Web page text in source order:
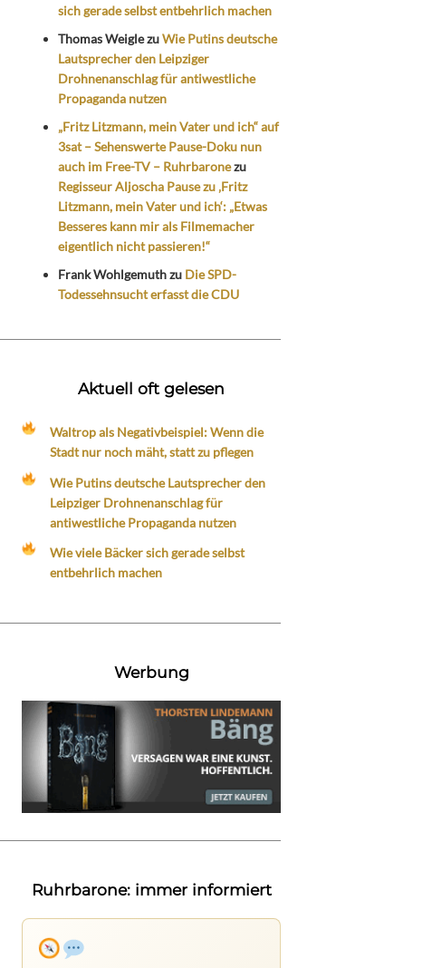
sich gerade selbst entbehrlich machen
Thomas WeiglezuWie Putins deutsche
Lautsprecher den Leipziger
Drohnenanschlag für antiwestliche
Propaganda nutzen
„Fritz Litzmann, mein Vater und ich“ auf
3sat – Sehenswerte Pause-Doku nun
auch im Free-TV – Ruhrbaronezu
Regisseur Aljoscha Pause zu ‚Fritz
Litzmann, mein Vater und ich‘: „Etwas
Besseres kann mir als Filmemacher
eigentlich nicht passieren!“
Frank Wohlgemuthzu Die SPD-
Todessehnsucht erfasst die CDU
Aktuell oft gelesen
Waltrop als Negativbeispiel: Wenn die
Stadt nur noch mäht, statt zu pflegen
Wie Putins deutsche Lautsprecher den
Leipziger Drohnenanschlag für
antiwestliche Propaganda nutzen
Wie viele Bäcker sich gerade selbst
entbehrlich machen
Werbung
Ruhrbarone: immer informiert